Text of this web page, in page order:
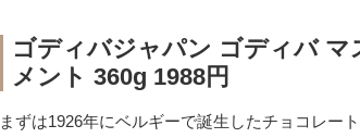
ゴディバジャパン ゴディバ
メント 360g 1988円
まずは1926年にベルギーで誕生したチョコレー